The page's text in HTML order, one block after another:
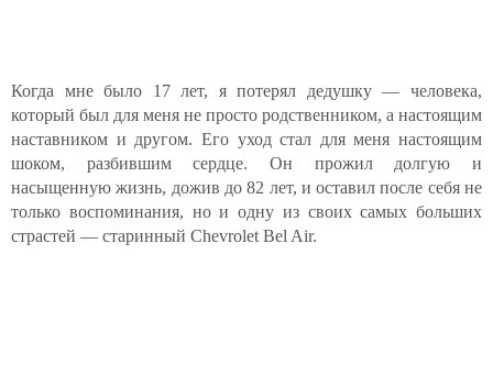
Когда мне было 17 лет, я потерял дедушку — человека,
который был для меня не просто родственником, а настоящим
наставником и другом. Его уход стал для меня настоящим
шоком, разбившим сердце. Он прожил долгую и
насыщенную жизнь, дожив до 82 лет, и оставил после себя не
только воспоминания, но и одну из своих самых больших
страстей — старинный Chevrolet Bel Air.